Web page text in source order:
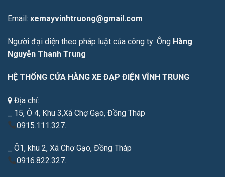
Email: xemayvinhtruong@gmail.com
Người đại diện theo pháp luật của công ty: Ông Hàng
Nguyễn Thanh Trung
HỆ THỐNG CỬA HÀNG XE ĐẠP ĐIỆN VĨNH TRUNG
Địa chỉ:
_ 15, Ô 4, Khu 3,Xã Chợ Gạo, Đồng Tháp
0915.111.327.
_ Ô1, khu 2, Xã Chợ Gạo, Đồng Tháp
0916.822.327.